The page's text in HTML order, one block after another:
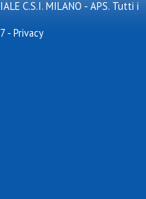
C.S.I. MILANO - APS. Tutti i
- Privacy